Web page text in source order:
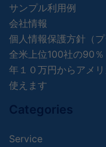
サンプル利用例
会社情報
個人情報保護方針（プ
全米上位100社の90％
年１０万円からアメ
使えます
Categories
Service